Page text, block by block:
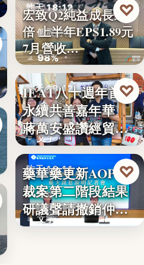
昨天 18:12
個股財報
98%
宏致Q2純益成長近1
倍 上半年EPS1.89元
7月營收…
♡
昨天 18:12
永續共善
文字
IEAT八十週年首辦
永續共善嘉年華
蔣萬安盛讚經貿公
益打…
♡
昨天 18:11
財經
文字
藥華藥更新AOP仲
裁案第二階段結果
研議聲請撤銷仲裁
判斷
♡